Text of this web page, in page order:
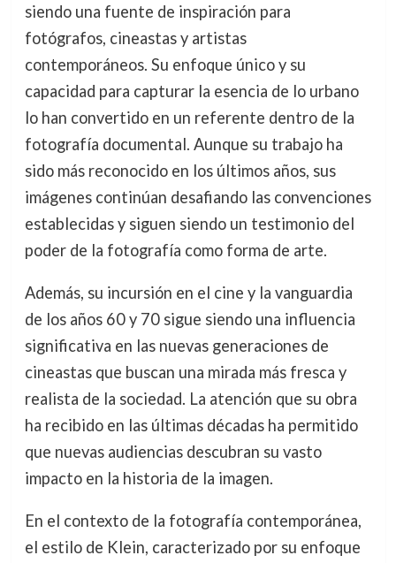
siendo una fuente de inspiración para
fotógrafos, cineastas y artistas
contemporáneos. Su enfoque único y su
capacidad para capturar la esencia de lo urbano
lo han convertido en un referente dentro de la
fotografía documental. Aunque su trabajo ha
sido más reconocido en los últimos años, sus
imágenes continúan desafiando las convenciones
establecidas y siguen siendo un testimonio del
poder de la fotografía como forma de arte.
Además, su incursión en el cine y la vanguardia
de los años 60 y 70 sigue siendo una influencia
significativa en las nuevas generaciones de
cineastas que buscan una mirada más fresca y
realista de la sociedad. La atención que su obra
ha recibido en las últimas décadas ha permitido
que nuevas audiencias descubran su vasto
impacto en la historia de la imagen.
En el contexto de la fotografía contemporánea,
el estilo de Klein, caracterizado por su enfoque